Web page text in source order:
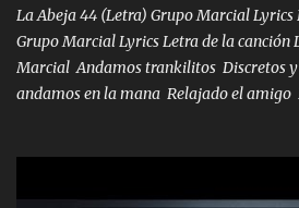
VIO POR LA FAMILIA PARA QUE SIGA EL
los HERMANOS un cerebro inteligente y
La Abeja 44 (Letra) Grupo Marcial
Grupo Marcial Lyrics Letra de la canción
Marcial Andamos trankilitos Discretos
andamos en la mana Relajado el amigo
coronamos Se jala los marciales Y sus